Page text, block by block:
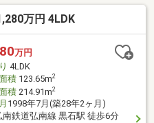
クです。捨てずに取っておき
おけます。価格は高いです
万円 4LDK
万円
4LDK
積123.65m2
積214.91m2
1998年7月(築28年2ヶ月)
南鉄道弘南線 黒石駅 徒歩6分